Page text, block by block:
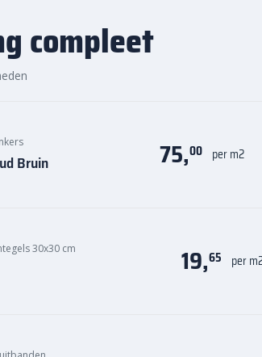
compleet
Bruin 75,00 per m2
30x30 cm 19,65 per